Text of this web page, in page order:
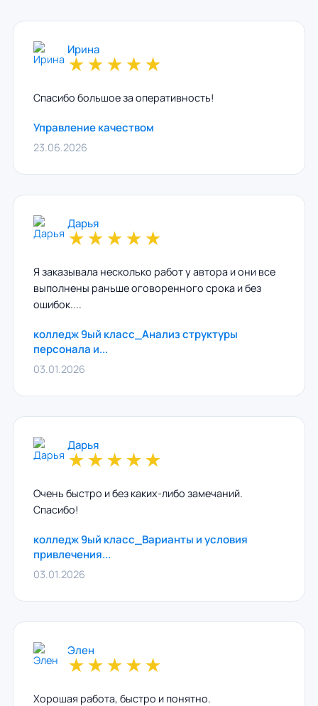
Ирина
★★★★★
Спасибо большое за оперативность!
Управление качеством
23.06.2026
Дарья
★★★★★
Я заказывала несколько работ у автора и они все
выполнены раньше оговоренного срока и без
ошибок....
колледж 9ый класс_Анализ структуры
персонала и...
03.01.2026
Дарья
★★★★★
Очень быстро и без каких-либо замечаний.
Спасибо!
колледж 9ый класс_Варианты и условия
привлечения...
03.01.2026
Элен
★★★★★
Хорошая работа, быстро и понятно.